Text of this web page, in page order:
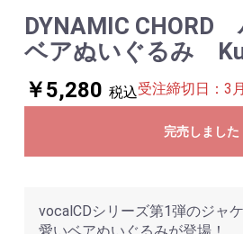
DYNAMIC CHORD
ベアぬいぐるみ
￥5,280 税込受注締切日：3
完売しました
vocalCDシリーズ第1弾のジャ